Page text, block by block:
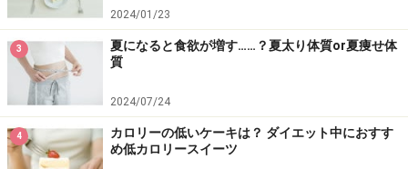
ネラルがバランスよく含まれ効率よく水分補給が出来る
ことから、運動中や運動後に飲む方も多いと思います。
しかし、このスポーツドリンクには糖分も多量に含まれ
ている場合があるので注意が必要です。糖質オフやカロ
リーオフと謳っているものでも人工甘味料が入っている
ので油断できません。1時間以上のハードなトレーニン
2024/01/23
3
夏になると食欲が増す……？夏太り体質or夏痩せ体
質
2024/07/24
4
カロリーの低いケーキは？ ダイエット中におすす
め低カロリースイーツ